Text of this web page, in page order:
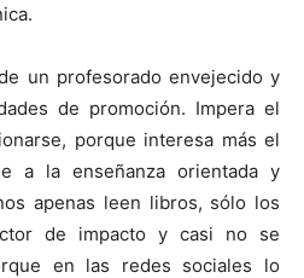
un profesorado envejecido y
de promoción. Impera el
porque interesa más el
a la enseñanza orientada y
apenas leen libros, sólo los
de impacto y casi no se
en las redes sociales lo